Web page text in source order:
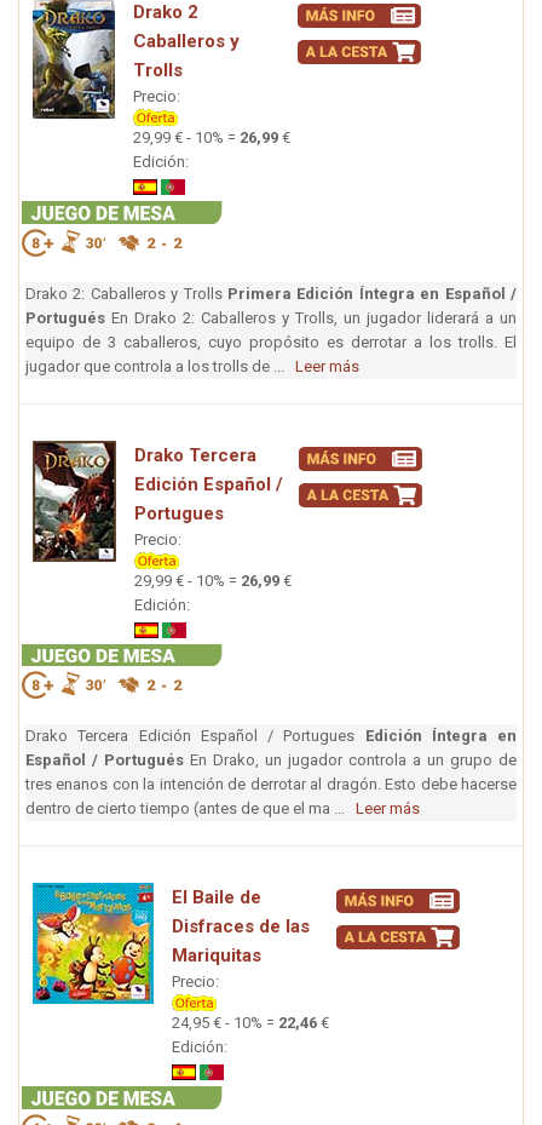
Drako 2
Caballeros y
Trolls
Precio:
29,99 € - 10% = 26,99 €
Edición:
Drako 2: Caballeros y Trolls Primera Edición Íntegra en Español /
Portugués En Drako 2: Caballeros y Trolls, un jugador liderará a un
equipo de 3 caballeros, cuyo propósito es derrotar a los trolls. El
jugador que controla a los trolls de ... Leer más
Drako Tercera
Edición Español /
Portugues
Precio:
29,99 € - 10% = 26,99 €
Edición:
Drako Tercera Edición Español / Portugues Edición Íntegra en
Español / Portugués En Drako, un jugador controla a un grupo de
tres enanos con la intención de derrotar al dragón. Esto debe hacerse
dentro de cierto tiempo (antes de que el ma ... Leer más
El Baile de
Disfraces de las
Mariquitas
Precio:
24,95 € - 10% = 22,46 €
Edición: